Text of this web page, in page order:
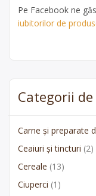
Pe Facebook ne
iubitorilor de
Categorii
Carne și preparate
Ceaiuri și tincturi (2)
Cereale (13)
Ciuperci (1)